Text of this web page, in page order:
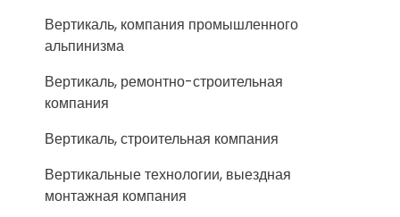
Вертикаль, компания промышленного
альпинизма
Вертикаль, ремонтно-строительная
компания
Вертикаль, строительная компания
Вертикальные технологии, выездная
монтажная компания